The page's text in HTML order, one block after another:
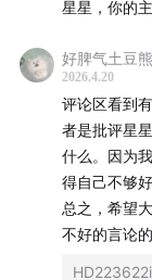
内在的资
制、好玩、好奇心
为什么在
间的关系？活着
赞美无意
无价值的事 ✨
🔍 猜你想看
让自己拥有
人，和AI不一
学习面对“失
允许自己在
悲。
保持这部分
「✅为什么
星星，你的
好脾气土豆熊
2026.4.20
评论区看到
者是批评星
什么。因为
得自己不够
总之，希望
不好的言论
HD223622i